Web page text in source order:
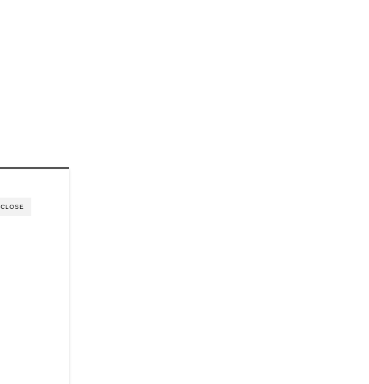
CLOSE